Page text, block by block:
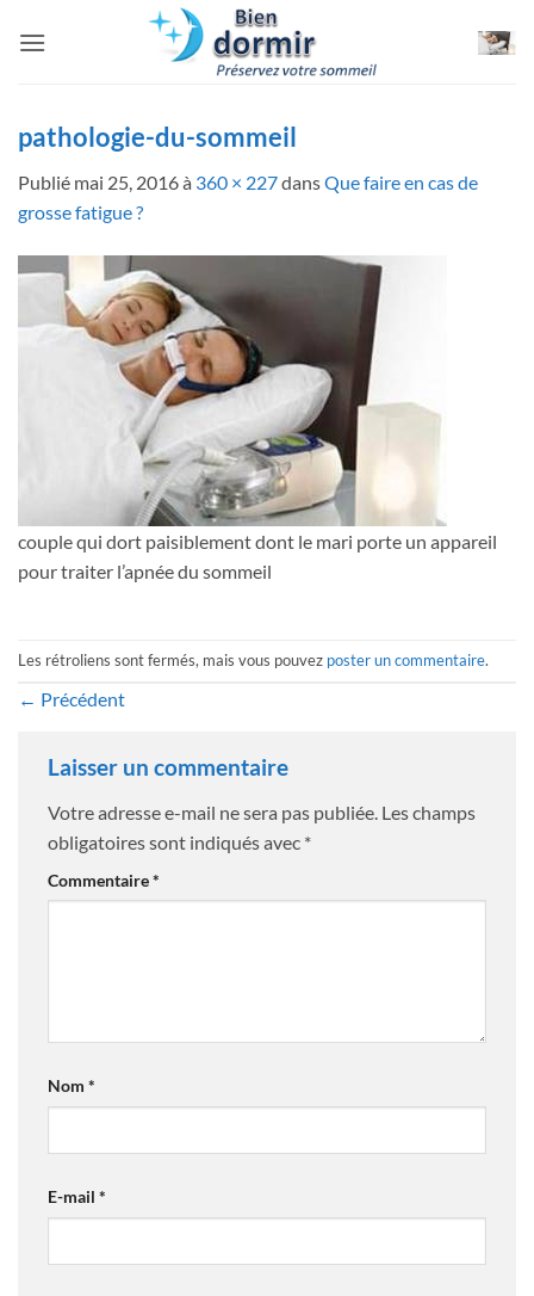
pathologie-du-sommeil
Publié mai 25, 2016à 360 × 227dansQue faire en cas de
grosse fatigue ?
couple qui dort paisiblement dont le mari porte un appareil
pour traiter l’apnée du sommeil
Les rétroliens sont fermés, mais vous pouvez poster un commentaire.
← Précédent
Laisser un commentaire
Votre adresse e-mail ne sera pas publiée. Les champs
obligatoires sont indiqués avec *
Commentaire*
Nom *
E-mail *